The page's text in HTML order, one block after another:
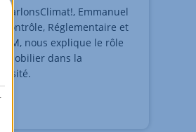
Emmanuel
Contrôle, Réglementaire et
nous explique le rôle
dans la